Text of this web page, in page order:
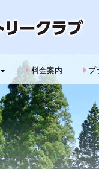
料金案内 プ